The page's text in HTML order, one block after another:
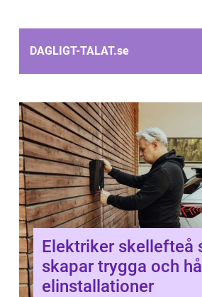
DAGLIGT-TALAT.se
Elektriker skellefteå
skapar trygga och
elinstallationer